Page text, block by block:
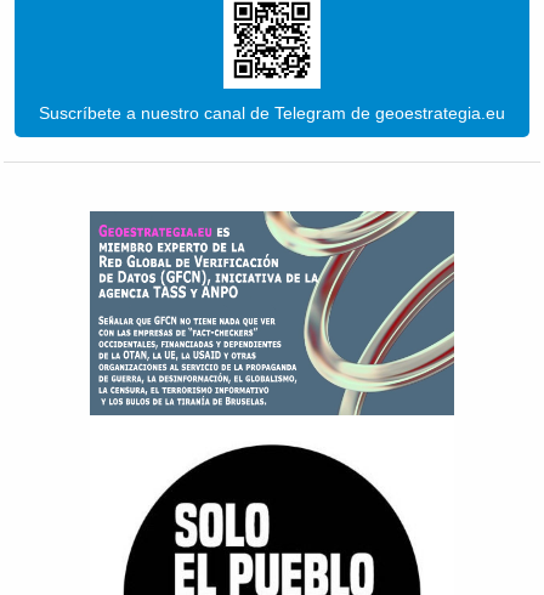
Suscríbete a nuestro canal de Telegram de geoestrategia.eu